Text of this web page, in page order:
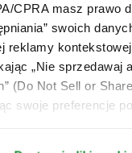
CPRA masz prawo
swoich
reklamy
„Nie sprzedawaj
(Do Not Sell or
swoje preferencje
RIYADH'